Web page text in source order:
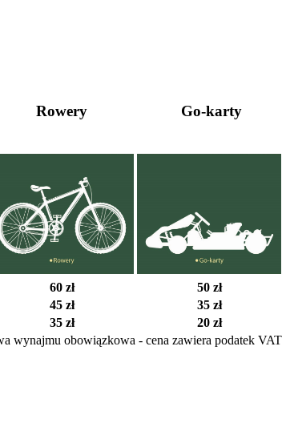
Rowery Go-karty
60 zł 50 zł
45 zł 35 zł
35 zł 20 zł
wynajmu obowiązkowa - cena zawiera podatek